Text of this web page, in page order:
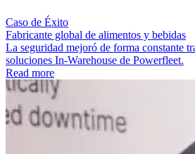
Caso de Éxito
Fabricante global de alimentos y bebidas
La seguridad mejoró de forma constante
soluciones In-Warehouse de Powerfleet.
Read more